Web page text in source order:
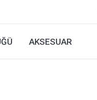
AKSESUAR